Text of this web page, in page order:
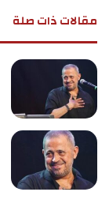
مقالات ذات صلة